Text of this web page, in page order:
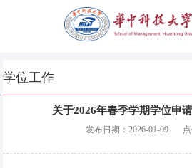
学位工作
关于2026年春季学期学位申
发布日期： 2026-01-09